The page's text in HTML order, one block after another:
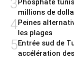
3Phosphate
millions de
4Peines
les plages
5Entrée sud de
accélération